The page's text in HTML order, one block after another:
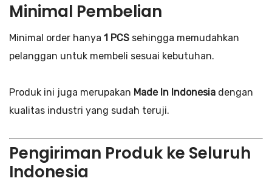
Minimal Pembelian
Minimal order hanya 1 PCS sehingga memudahkan
pelanggan untuk membeli sesuai kebutuhan.
Produk ini juga merupakan Made In Indonesia dengan
kualitas industri yang sudah teruji.
Pengiriman Produk ke Seluruh
Indonesia